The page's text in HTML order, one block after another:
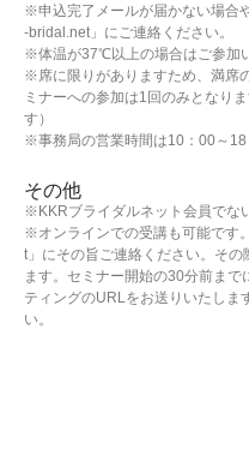
※申込完了メールが届かない場合
-bridal.net」にご連絡ください。
※体温が37℃以上の場合はご参加
※席に限りがありますため、満席
ミナーへの参加は1回のみとなり
す）
※事務局の営業時間は10：00～18
その他
※KKRブライダルネット会員でな
※オンラインでの受講も可能です
t」にその旨ご連絡ください。その
ます。セミナー開始の30分前ま
ティングのURLをお送りいたしま
い。